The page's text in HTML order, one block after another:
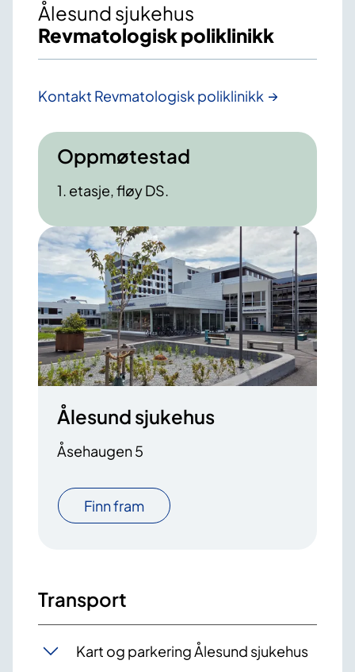
Ålesund sjukehus
Revmatologisk poliklinikk
Kontakt Revmatologisk poliklinikk
Oppmøtestad
1. etasje, fløy DS.
Ålesund sjukehus
Åsehaugen 5
Finn fram
Transport
Kart og parkering Ålesund sjukehus